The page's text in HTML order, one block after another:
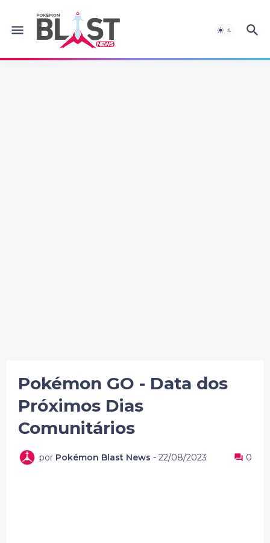
Pokémon GO - Data dos
Próximos Dias
Comunitários
por Pokémon Blast News - 22/08/2023 0